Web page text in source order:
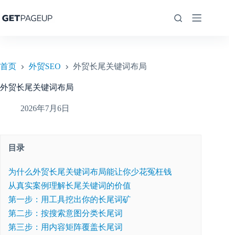
至
首页 外贸SEO 外贸长尾关键词布局
外贸长尾关键词布局
2026年7月6日
目录
为什么外贸长尾关键词布局能让你少花冤枉钱
从真实案例理解长尾关键词的价值
第一步：用工具挖出你的长尾词矿
第二步：按搜索意图分类长尾词
第三步：用内容矩阵覆盖长尾词